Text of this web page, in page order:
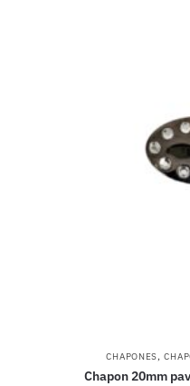
CHAPONES,
Chapon 20mm